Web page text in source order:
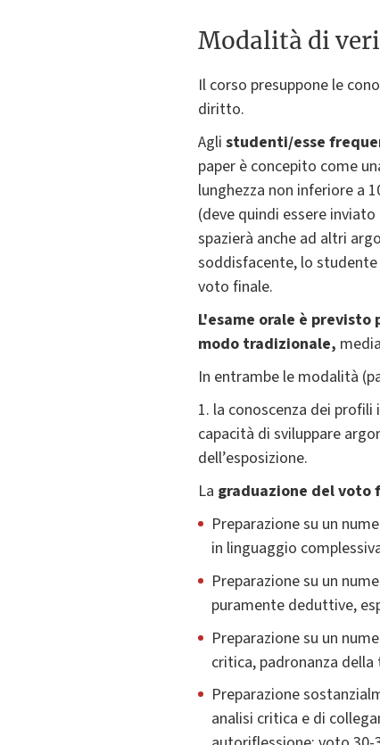
Modalità di
Il corso presuppone le
diritto.
Agli studenti/esse
paper è concepito come
lunghezza non inferiore a
(deve quindi essere
spazierà anche ad altri
soddisfacente, lo
voto finale.
L'esame orale è
modo tradizionale,
In entrambe le modalità
1. la conoscenza dei
capacità di sviluppare
dell’esposizione.
La graduazione del voto
Preparazione su un
in linguaggio
Preparazione su un
puramente deduttive,
Preparazione su un
critica, padronanza
Preparazione
analisi critica e di